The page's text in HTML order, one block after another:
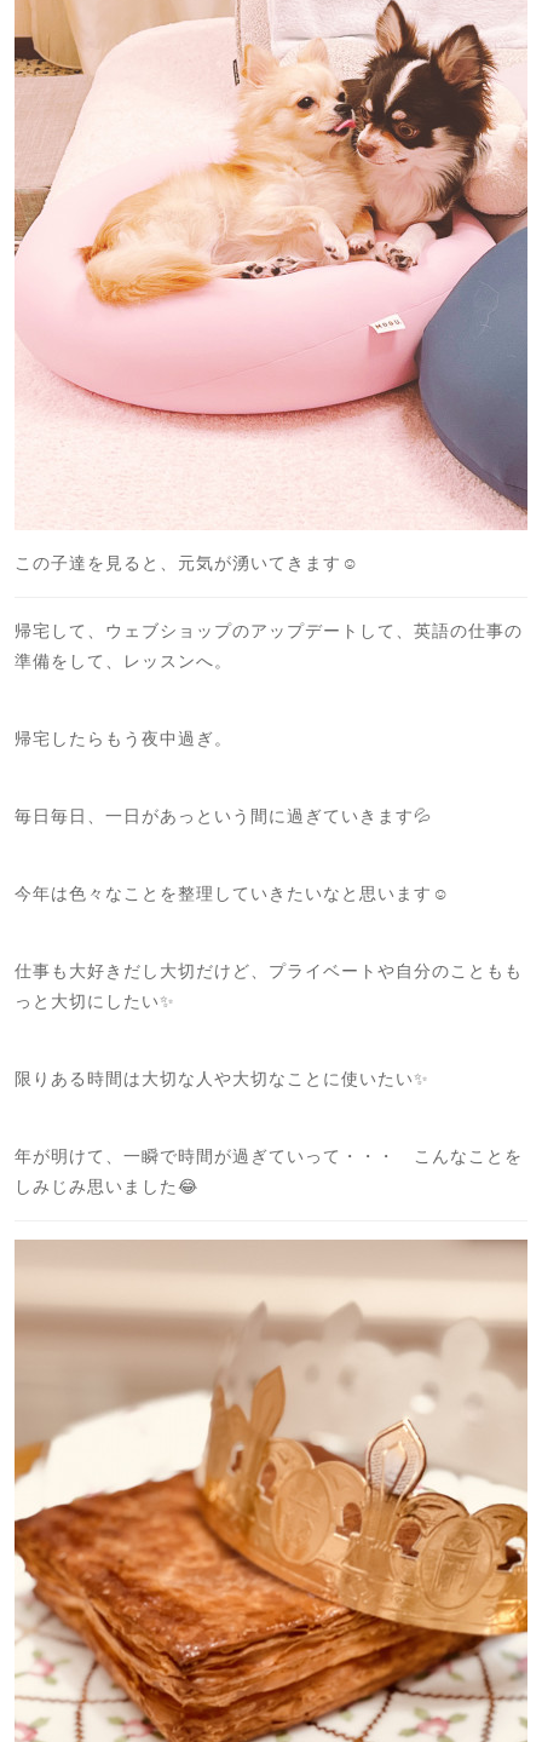
この子達を見ると、元気が湧いてきます☺️
帰宅して、ウェブショップのアップデートして、英語の仕事の
準備をして、レッスンへ。
帰宅したらもう夜中過ぎ。
毎日毎日、一日があっという間に過ぎていきます💦
今年は色々なことを整理していきたいなと思います☺️
仕事も大好きだし大切だけど、プライベートや自分のこともも
っと大切にしたい✨
限りある時間は大切な人や大切なことに使いたい✨
年が明けて、一瞬で時間が過ぎていって・・・ こんなことを
しみじみ思いました😂